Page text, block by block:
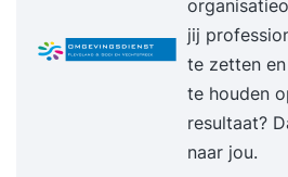
vermogen vergroot en je
en overal buiten de geldende
Deelnemers passen het
hun eigen praktijkcases,
einde van de dag met
nieuwe ideeën naar huis gaat. Voor wie? Voor
jij
te zetten
te houden
resultaat?
naar jou.